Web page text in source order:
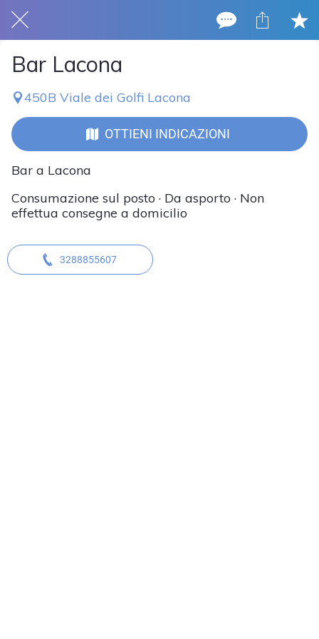
Bar Lacona
450B Viale dei Golfi Lacona
OTTIENI INDICAZIONI
Bar a Lacona
Consumazione sul posto · Da asporto · Non
effettua consegne a domicilio
3288855607